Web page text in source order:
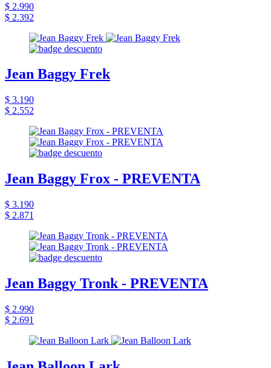
$ 2.990
$ 2.392
Jean Baggy Frek
$ 3.190
$ 2.552
Jean Baggy Frox - PREVENTA
$ 3.190
$ 2.871
Jean Baggy Tronk - PREVENTA
$ 2.990
$ 2.691